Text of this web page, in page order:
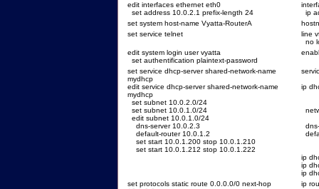
edit interfaces ethernet eth0
set address 10.0.2.1 prefix-length 24
ip
set system host-name Vyatta-RouterA
set service telnet
line
no
edit system login user vyatta
set authentification plaintext-password
set service dhcp-server shared-network-name
mydhcp
edit service dhcp-server shared-network-name
mydhcp
set subnet 10.0.2.0/24
set subnet 10.0.1.0/24
edit subnet 10.0.1.0/24
dns-server 10.0.2.3
default-router 10.0.1.2
set start 10.0.1.200 stop 10.0.1.210
set start 10.0.1.212 stop 10.0.1.222
ip
ip
ip
ip
set protocols static route 0.0.0.0/0 next-hop
ip